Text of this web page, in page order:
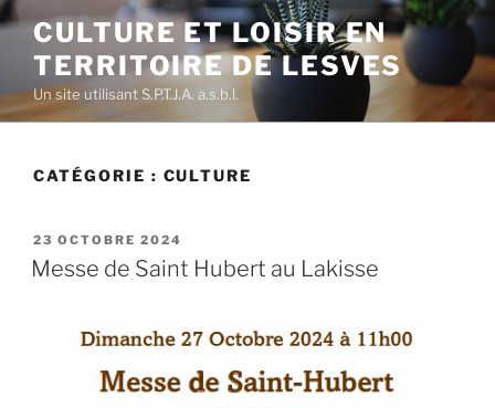
Aller
contenu
principal
CULTURE ET LOISIR EN
TERRITOIRE DE LESVES
Un site utilisant S.P.T.J.A. a.s.b.l.
CATÉGORIE : CULTURE
PUBLIÉ
LE
23 OCTOBRE 2024
Messe de Saint Hubert au Lakisse